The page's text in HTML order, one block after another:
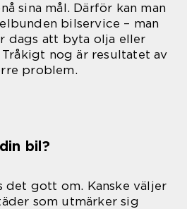
sina mål. Därför kan man
bilservice – man
dags att byta olja eller
nog är resultatet av
problem.
bil?
det gott om. Kanske väljer
som utmärker sig